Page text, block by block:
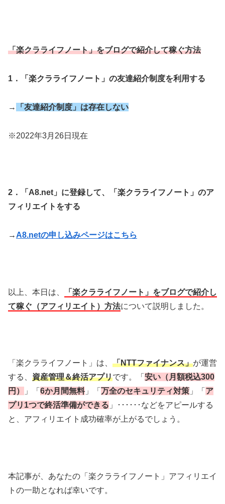
「楽クラライフノート」をブログで紹介して稼ぐ方法
1． 「楽クラライフノート」 の友達紹介制度を利用する
→ 「友達紹介制度」は存在しない
※2022年3月26日現在
2．「A8.net」に登録して、 「楽クラライフノート」 のア
フィリエイトをする
→ A8.netの申し込みページはこちら
以上、本日は、
「楽クラライフノート」をブログで紹介し
て稼ぐ（アフィリエイト）方法について説明しました。
「楽クラライフノート」は、 「NTTファイナンス」が運営
する、 資産管理＆終活アプリです。「 安い（月額税込300
円）
」「 6か月間無料」「 万全のセキュリティ対策 」「 ア
プリ1つで終活準備ができる 」･･････などをアピールする
と、アフィリエイト成功確率が上がるでしょう。
本記事が、あなたの「楽クラライフノート」アフィリエイ
トの一助となれば幸いです。